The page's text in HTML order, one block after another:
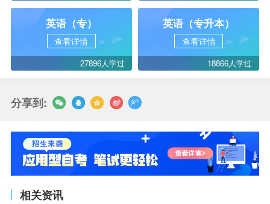
英语（专）
查看详情
27896人学过
英语（专升本）
查看详情
18866人学过
分享到:
相关资讯